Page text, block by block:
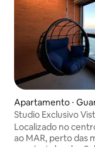
Apartamento ⋅
Studio Exclusivo
Localizado no
ao MAR, perto das